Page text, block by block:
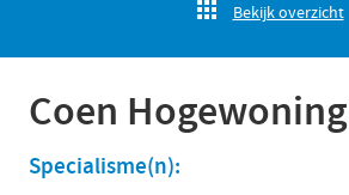
Bekijk overzicht
Coen Hogewoning
Specialisme(n):